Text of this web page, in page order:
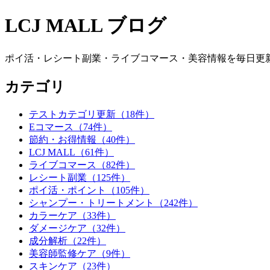
LCJ MALL ブログ
ポイ活・レシート副業・ライブコマース・美容情報を毎日更
カテゴリ
テストカテゴリ更新（18件）
Eコマース（74件）
節約・お得情報（40件）
LCJ MALL（61件）
ライブコマース（82件）
レシート副業（125件）
ポイ活・ポイント（105件）
シャンプー・トリートメント（242件）
カラーケア（33件）
ダメージケア（32件）
成分解析（22件）
美容師監修ケア（9件）
スキンケア（23件）